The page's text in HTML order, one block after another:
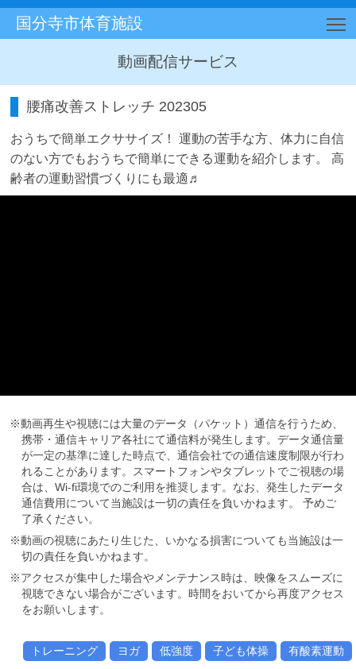
国分寺市体育施設
動画配信サービス
腰痛改善ストレッチ 202305
おうちで簡単エクササイズ！ 運動の苦手な方、体力に自信
のない方でもおうちで簡単にできる運動を紹介します。 高
齢者の運動習慣づくりにも最適♬
※動画再生や視聴には大量のデータ（パケット）通信を行うため、
携帯・通信キャリア各社にて通信料が発生します。データ通信量
が一定の基準に達した時点で、通信会社での通信速度制限が行わ
れることがあります。スマートフォンやタブレットでご視聴の場
合は、Wi-fi環境でのご利用を推奨します。なお、発生したデータ
通信費用について当施設は一切の責任を負いかねます。 予めご
了承ください。
※動画の視聴にあたり生じた、いかなる損害についても当施設は一
切の責任を負いかねます。
※アクセスが集中した場合やメンテナンス時は、映像をスムーズに
視聴できない場合がございます。時間をおいてから再度アクセス
をお願いします。
トレーニング ヨガ 低強度 子ども体操 有酸素運動